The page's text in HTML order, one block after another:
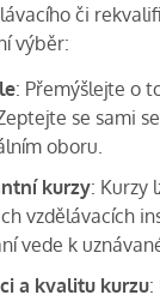
či
výběr:
: Přemýšlejte o
se sami
oboru.
kurzy: Kurzy
vzdělávacích
vede k
a kvalitu kurzu: